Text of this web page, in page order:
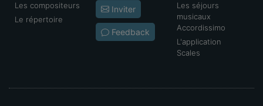
Les compositeurs
Le répertoire
Inviter
Feedback
Les séjours
musicaux
Accordissimo
L'application
Scales